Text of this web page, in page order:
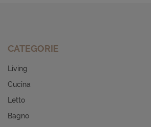
CATEGORIE
Living
Cucina
Letto
Bagno